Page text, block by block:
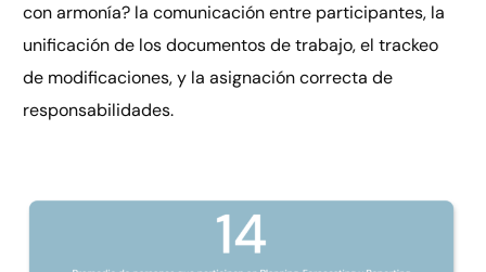
con armonía? la comunicación entre participantes, la
unificación de los documentos de trabajo, el trackeo
de modificaciones, y la asignación correcta de
responsabilidades.